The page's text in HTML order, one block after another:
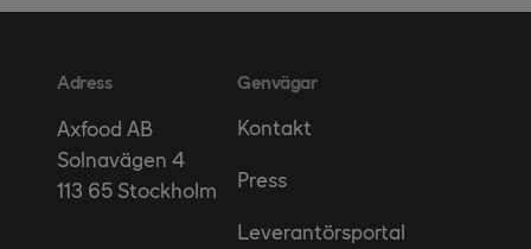
Adress
Axfood AB
Solnavägen 4
113 65 Stockholm
Genvägar
Kontakt
Press
Leverantörsportal